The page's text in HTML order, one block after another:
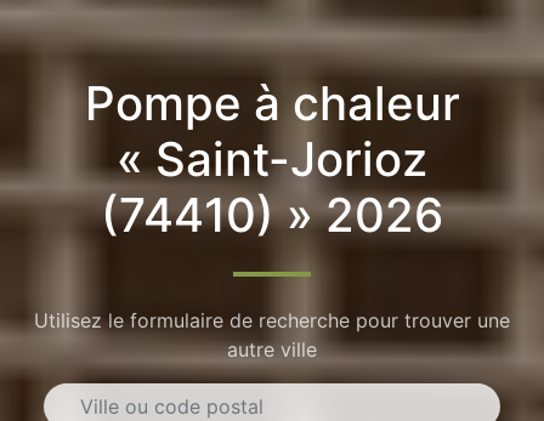
Pompe à chaleur
« Saint-Jorioz
(74410) » 2026
Utilisez le formulaire de recherche pour trouver une
autre ville